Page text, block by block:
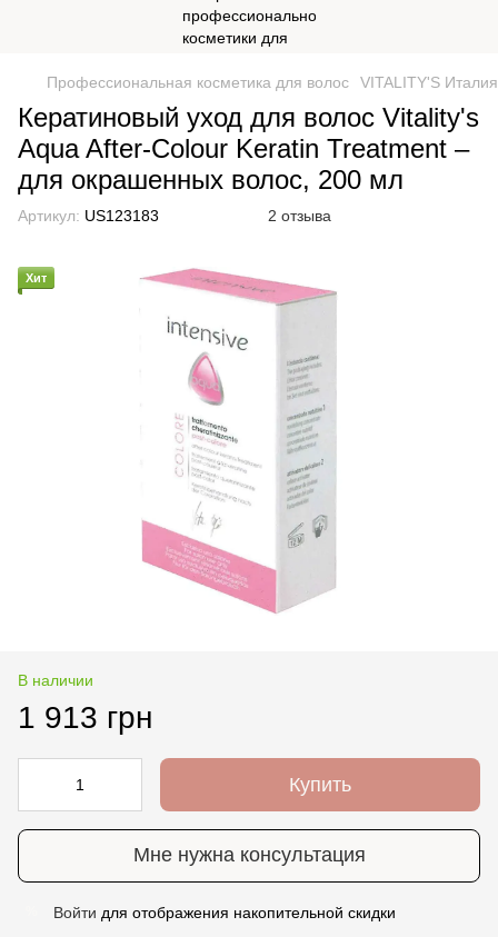
Профессиональная косметика для волос VITALITY'S Италия
Кератиновый уход для волос Vitality's
Aqua After-Colour Keratin Treatment –
для окрашенных волос, 200 мл
Артикул: US123183 2 отзыва
Хит
В наличии
1 913 грн
Купить
Мне нужна консультация
Войти для отображения накопительной скидки